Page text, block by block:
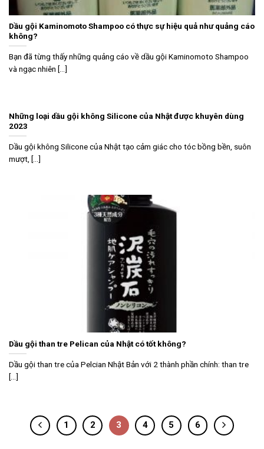
Dầu gội Kaminomoto Shampoo có thực sự hiệu quả như quảng cáo
không?
Bạn đã từng thấy những quảng cáo về dầu gội Kaminomoto Shampoo
và ngạc nhiên [...]
Những loại dầu gội không Silicone của Nhật được khuyên dùng
2023
Dầu gội không Silicone của Nhật tạo cảm giác cho tóc bồng bền, suôn
mượt, [...]
Dầu gội than tre Pelican của Nhật có tốt không?
Dầu gội than tre của Pelcian Nhật Bản với 2 thành phần chính: than tre
[...]
1 2 3 4 5 6